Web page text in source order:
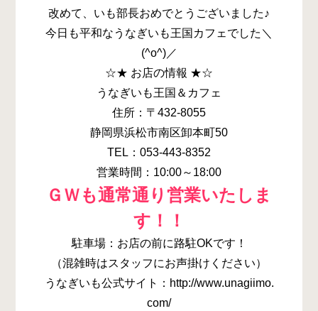
改めて、いも部長おめでとうございました♪
今日も平和なうなぎいも王国カフェでした＼
(^o^)／
☆★ お店の情報 ★☆
うなぎいも王国＆カフェ
住所：〒432-8055
静岡県浜松市南区卸本町50
TEL：053-443-8352
営業時間：10:00～18:00
ＧＷも通常通り営業いたしま
す！！
駐車場：お店の前に路駐OKです！
（混雑時はスタッフにお声掛けください）
うなぎいも公式サイト：http://www.unagiimo.
com/